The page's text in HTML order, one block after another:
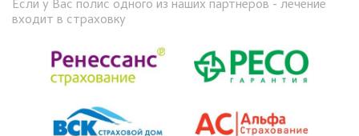
Если у Вас полис одного из наших партнеров - лечение
входит в страховку